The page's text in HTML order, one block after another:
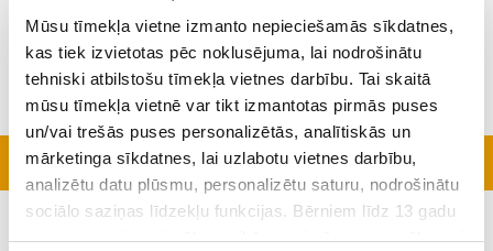
Mūsu tīmekļa vietne izmanto nepieciešamās sīkdatnes,
kas tiek izvietotas pēc noklusējuma, lai nodrošinātu
tehniski atbilstošu tīmekļa vietnes darbību. Tai skaitā
mūsu tīmekļa vietnē var tikt izmantotas pirmās puses
un/vai trešās puses personalizētās, analītiskās un
mārketinga sīkdatnes, lai uzlabotu vietnes darbību,
analizētu datu plūsmu, personalizētu saturu, nodrošinātu
sociālo saziņas līdzekļu funkcijas. Bērniem līdz 13 gadu
vecumam pirms izvēles veikšanas ir jāprasa vecāka vai
Šajā skolā šobrīd nav reģistrējies neviens skolotājs
Aktīvākās klases
Šobrīd topā nav nevienas klases